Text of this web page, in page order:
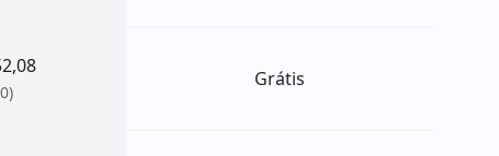
Grátis